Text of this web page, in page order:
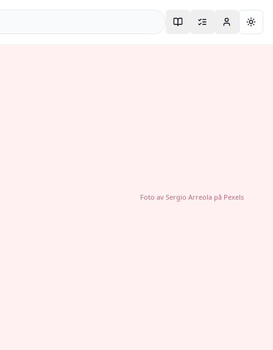
Foto av Sergio Arreolapå Pexels